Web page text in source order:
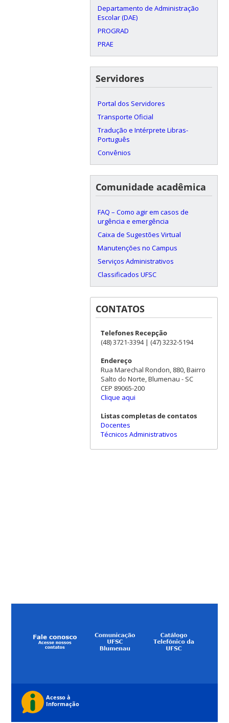
Departamento de Administração
Escolar (DAE)
PROGRAD
PRAE
Servidores
Portal dos Servidores
Transporte Oficial
Tradução e Intérprete Libras-
Português
Convênios
Comunidade acadêmica
FAQ – Como agir em casos de
urgência e emergência
Caixa de Sugestões Virtual
Manutenções no Campus
Serviços Administrativos
Classificados UFSC
CONTATOS
Telefones Recepção
(48) 3721-3394 | (47) 3232-5194
Endereço
Rua Marechal Rondon, 880, Bairro
Salto do Norte, Blumenau - SC
CEP 89065-200
Clique aqui
Listas completas de contatos
Docentes
Técnicos Administrativos